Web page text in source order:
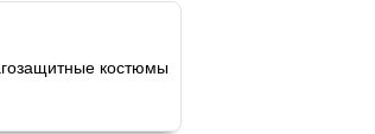
костюмы